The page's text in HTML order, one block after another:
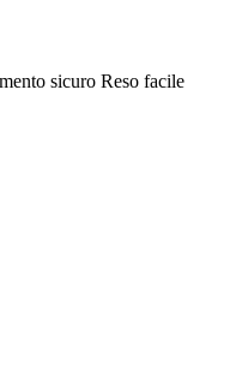
sicuro Reso facile